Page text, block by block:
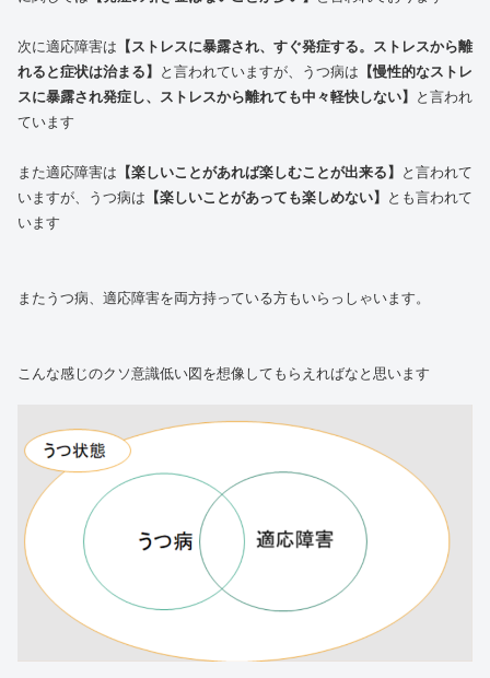
次に適応障害は 【ストレスに暴露され、すぐ発症する。ストレスから離
れると症状は治まる】 と言われていますが、うつ病は 【慢性的なストレ
スに暴露され発症し、ストレスから離れても中々軽快しない】 と言われ
ています
また適応障害は 【楽しいことがあれば楽しむことが出来る】 と言われて
いますが、うつ病は 【楽しいことがあっても楽しめない】 とも言われて
います
またうつ病、適応障害を両方持っている方もいらっしゃいます。
こんな感じのクソ意識低い図を想像してもらえればなと思います